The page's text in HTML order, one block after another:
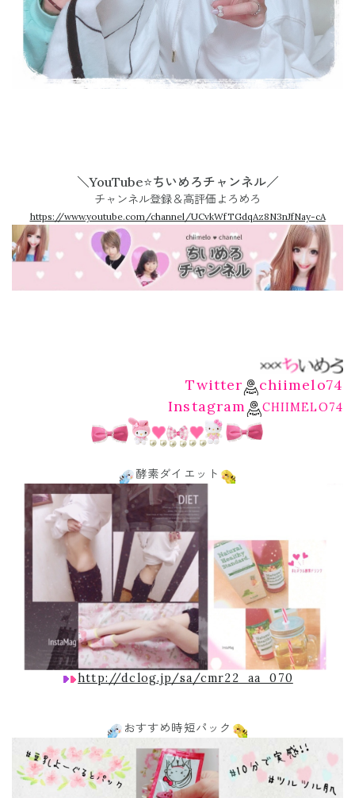
＼YouTube⭐ちいめろチャンネル／
チャンネル登録＆高評価よろめろ
https://www.youtube.com/channel/UCvkWfTGdqAz8N3nJfNay-cA
Twitter
chiimelo74
Instagram
CHIIMELO74
酵素ダイエット
http://dclog.jp/sa/cmr22_aa_070
おすすめ時短パック